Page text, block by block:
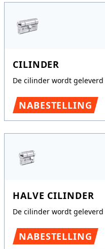
CILINDER
De cilinder wordt
NABESTELLING
HALVE CILINDER
De cilinder wordt
NABESTELLING